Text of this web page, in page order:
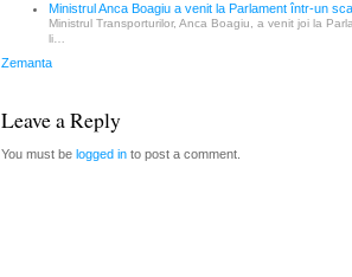
Ministrul Anca Boagiu a venit la Parlament într-un
Ministrul Transporturilor, Anca Boagiu, a venit joi la
li…
Zemanta
Leave a Reply
You must be logged in to post a comment.